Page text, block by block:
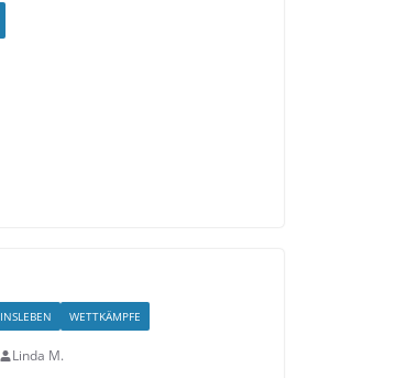
WETTKÄMPFE
Linda M.